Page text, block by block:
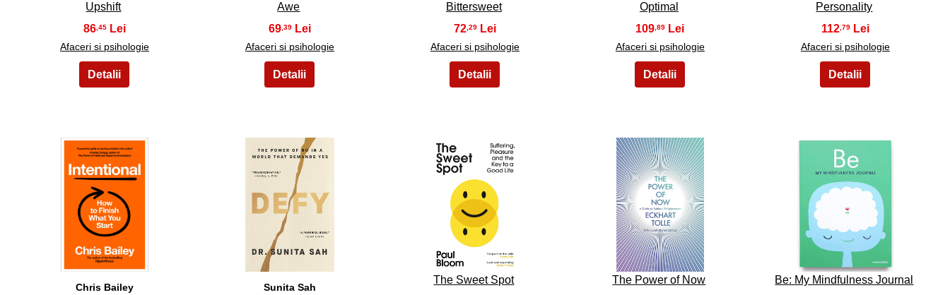
Upshift
86,45
Afaceri si psihologie
Awe
69,39
Afaceri si psihologie
Bittersweet
72,29
Afaceri si psihologie
Optimal
109,89
Afaceri si psihologie
Personality
112,79
Afaceri si psihologie
26
Chris Bailey
27
Sunita Sah
28
The Sweet Spot
29
The Power of Now
Be: My Mindfulness Journal